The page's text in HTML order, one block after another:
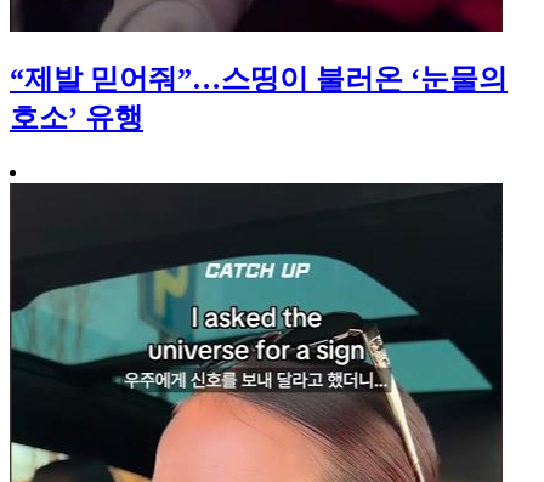
“제발 믿어줘”…스띵이 불러온 ‘눈물의
호소’ 유행